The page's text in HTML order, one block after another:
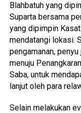
Blahbatuh yang
Suparta bersama
yang dipimpin
mendatangi lokasi.
pengamanan,
menuju
Saba, untuk
lanjut oleh para
Selain melakukan